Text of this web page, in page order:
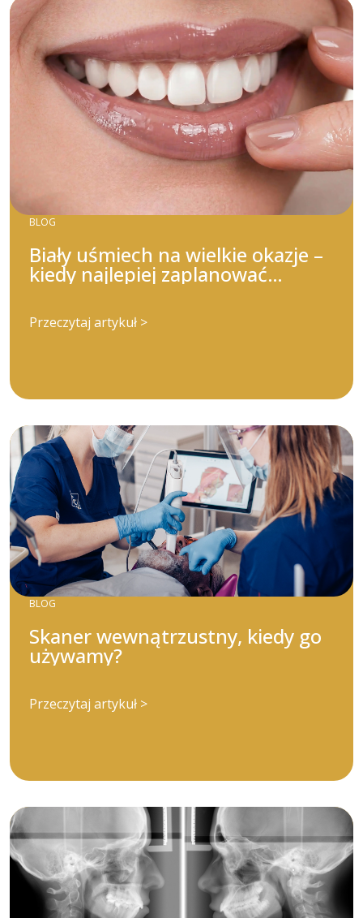
BLOG
Biały uśmiech na wielkie okazje –
kiedy najlepiej zaplanować
wybielanie?
Przeczytaj artykuł >
BLOG
Skaner wewnątrzustny, kiedy go
używamy?
Przeczytaj artykuł >